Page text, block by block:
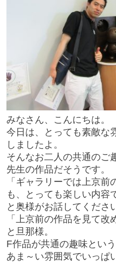
みなさん、こんにちは。
今日は、とっても素敵な
しましたよ。
そんなお二人の共通のご
先生の作品だそうです。
「ギャラリーでは上京
も、とっても楽しい内容
と奥様がお話してくださ
「上京前の作品を見て改
と旦那様。
F作品が共通の趣味とい
あま～い雰囲気でいっぱ